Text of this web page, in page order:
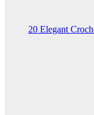
20 Elegant